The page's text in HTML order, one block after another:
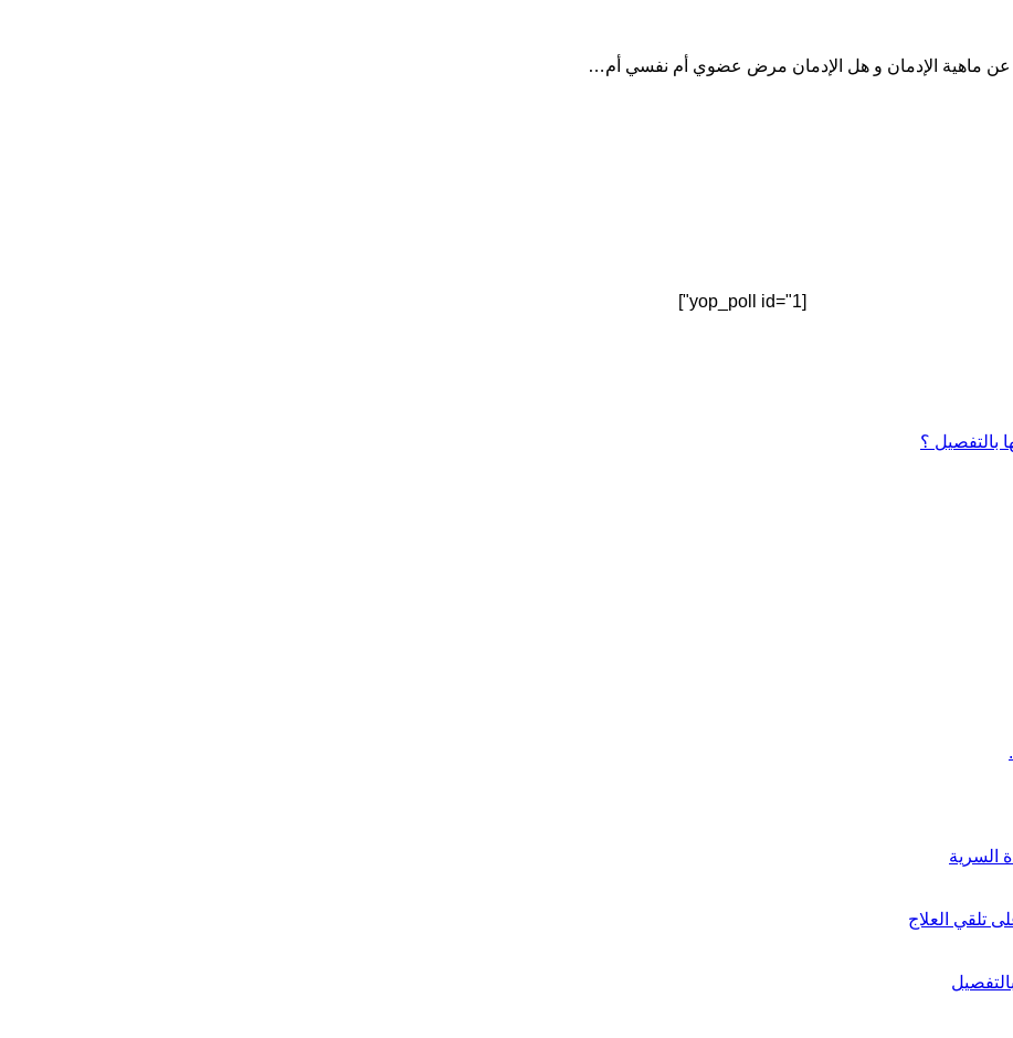
عن ماهية الإدمان و هل الإدمان مرض عضوي أم نفسي أم…
[yop_poll id="1"]
بالتفصيل ؟
تلقي العلاج